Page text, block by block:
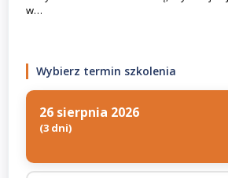
w…
Wybierz termin szkolenia
26 sierpnia 2026
(3 dni)